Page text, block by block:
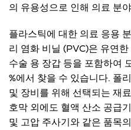
의 유용성으로 인해 의료 분
플라스틱에 대한 의료 응용
리 염화 비닐 (PVC)은 유연
수술 용 장갑 등을 포함하여
%에서 찾을 수 있습니다. 폴
및 장비를 위해 선택되는 재
호막 외에도 혈액 산소 공급
및 고압 주사기와 같은 품목